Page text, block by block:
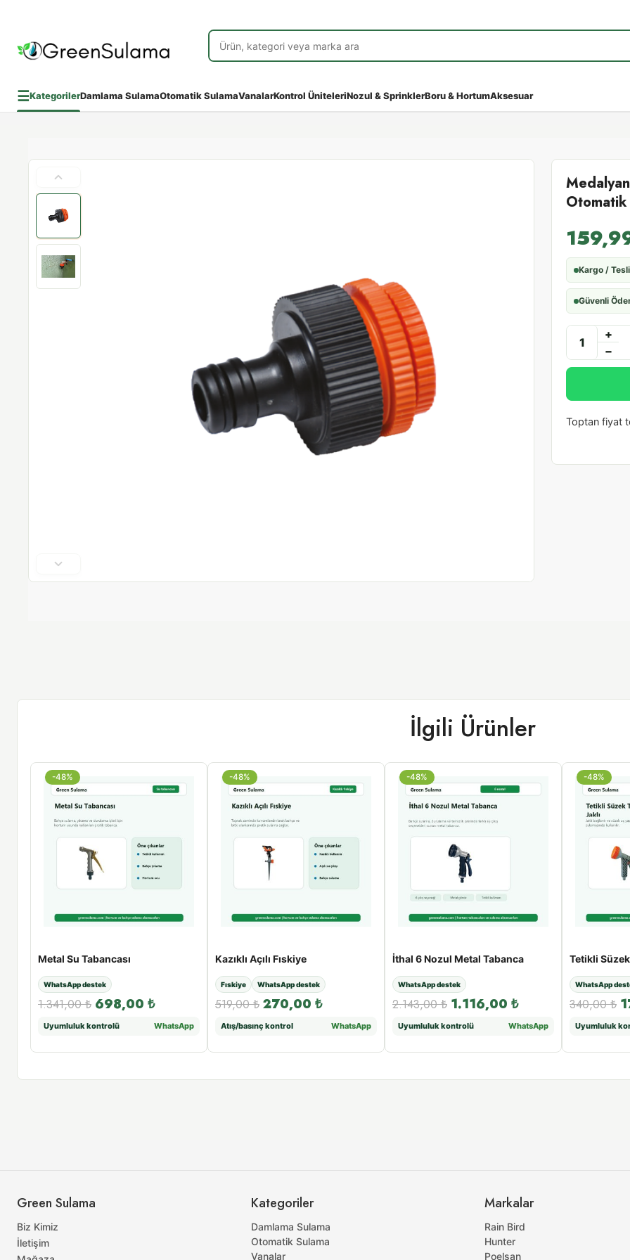
☰KategorilerDamlama SulamaOtomatik SulamaVanalarKontrol ÜniteleriNozul & SprinklerBoru & HortumAksesuar
Otomatik
Kargo /
Güvenli
+
−
Toptan fiyat
İlgili Ürünler
-48%
Metal Su Tabancası
WhatsApp destek
1.341,00₺ 698,00 ₺
Uyumluluk kontrolü WhatsApp
-48%
Kazıklı Açılı Fıskiye
Fıskiye WhatsApp destek
519,00₺ 270,00 ₺
Atış/basınç kontrol WhatsApp
-48%
İthal 6 Nozul Metal Tabanca
WhatsApp destek
2.143,00₺ 1.116,00 ₺
Uyumluluk kontrolü WhatsApp
-48%
Tetikli
WhatsApp
340,00₺
Uyumluluk
Green Sulama
Biz Kimiz
İletişim
Kategoriler
Damlama Sulama
Otomatik Sulama
Vanalar
Markalar
Rain Bird
Hunter
Poelsan